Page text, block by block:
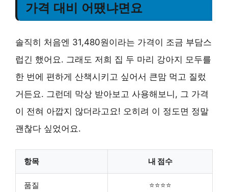
가격 대비 어땠냐면요
솔직히 처음엔 31,480원이라는 가격이 조금 부담스
럽긴 했어요. 그래도 저희 집 두 마리 강아지 모두를
한 번에 편하게 산책시키고 싶어서 큰맘 먹고 질렀
거든요. 그런데 막상 받아보고 사용해보니, 그 가격
이 전혀 아깝지 않더라고요! 오히려 이 정도면 정말
괜찮다 싶었어요.
항목 내 점수
품질 ⭐⭐⭐⭐